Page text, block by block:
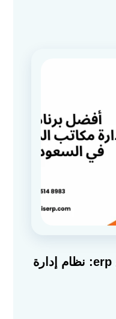
برنامج محاماة من سلس erp: نظام إدارة